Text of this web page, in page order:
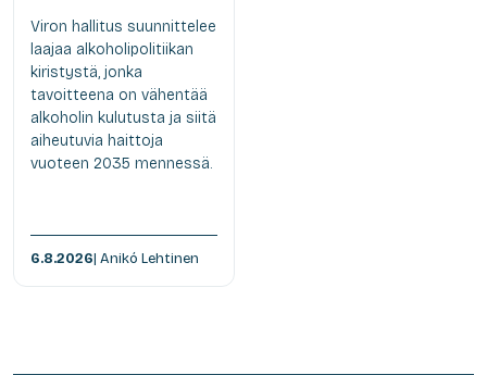
Viron hallitus suunnittelee
laajaa alkoholipolitiikan
kiristystä, jonka
tavoitteena on vähentää
alkoholin kulutusta ja siitä
aiheutuvia haittoja
vuoteen 2035 mennessä.
6.8.2026| Anikó Lehtinen